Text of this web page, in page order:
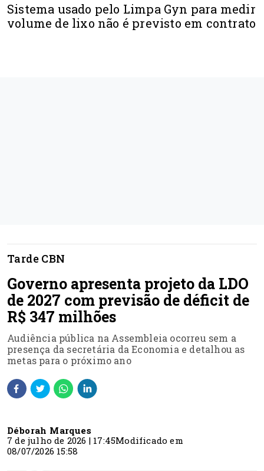
Sistema usado pelo Limpa Gyn para medir
volume de lixo não é previsto em contrato
Tarde CBN
Governo apresenta projeto da LDO
de 2027 com previsão de déficit de
R$ 347 milhões
Audiência pública na Assembleia ocorreu sem a
presença da secretária da Economia e detalhou as
metas para o próximo ano
Déborah Marques
7 de julho de 2026 | 17:45Modificado em
08/07/2026 15:58